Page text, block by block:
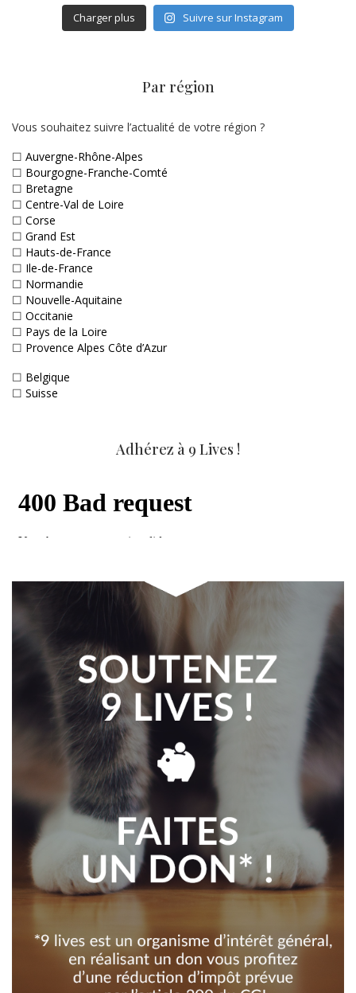
Charger plus Suivre sur Instagram
Par région
Vous souhaitez suivre l’actualité de votre région ?
☐ Auvergne-Rhône-Alpes
☐ Bourgogne-Franche-Comté
☐ Bretagne
☐ Centre-Val de Loire
☐ Corse
☐ Grand Est
☐ Hauts-de-France
☐ Ile-de-France
☐ Normandie
☐ Nouvelle-Aquitaine
☐ Occitanie
☐ Pays de la Loire
☐ Provence Alpes Côte d’Azur
☐ Belgique
☐ Suisse
Adhérez à 9 Lives !